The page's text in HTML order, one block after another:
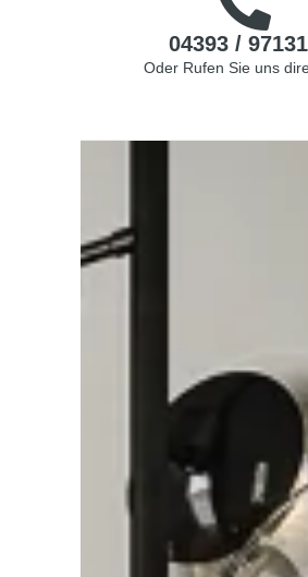
04393 /
Oder Rufen Sie uns